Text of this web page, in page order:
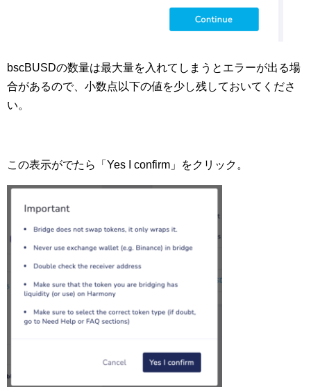
bscBUSDの数量は最大量を入れてしまうとエラーが出る場
合があるので、小数点以下の値を少し残しておいてくださ
い。
この表示がでたら「Yes I confirm」をクリック。